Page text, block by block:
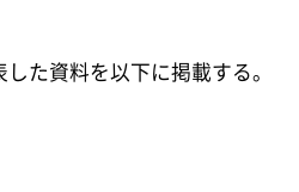
た資料を以下に掲載する。